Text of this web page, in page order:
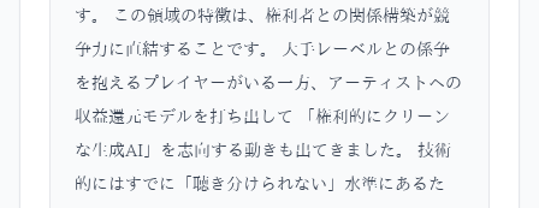
す。 この領域の特徴は、権利者との関係構築が競
争力に直結することです。 大手レーベルとの係争
を抱えるプレイヤーがいる一方、アーティストへの
収益還元モデルを打ち出して 「権利的にクリーン
な生成AI」を志向する動きも出てきました。 技術
的にはすでに「聴き分けられない」水準にあるた